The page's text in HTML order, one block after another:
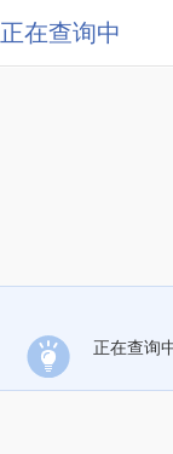
正在查询中
正在查询